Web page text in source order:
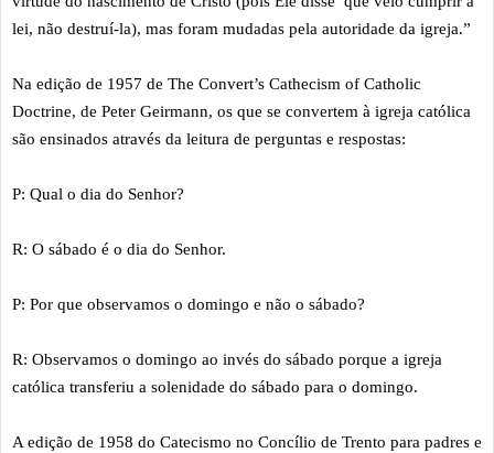
lei, não destruí-la), mas foram mudadas pela autoridade da igreja.”
Na edição de 1957 de The Convert’s Cathecism of Catholic
Doctrine, de Peter Geirmann, os que se convertem à igreja católica
são ensinados através da leitura de perguntas e respostas:
P: Qual o dia do Senhor?
R: O sábado é o dia do Senhor.
P: Por que observamos o domingo e não o sábado?
R: Observamos o domingo ao invés do sábado porque a igreja
católica transferiu a solenidade do sábado para o domingo.
A edição de 1958 do Catecismo no Concílio de Trento para padres e